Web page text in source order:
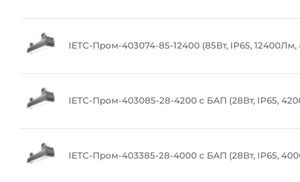
IETC-Пром-403074-85-12400 (85Вт, IP65, 12400Лм,
IETC-Пром-403085-28-4200 с БАП (28Вт, IP65,
IETC-Пром-403385-28-4000 с БАП (28Вт, IP65,